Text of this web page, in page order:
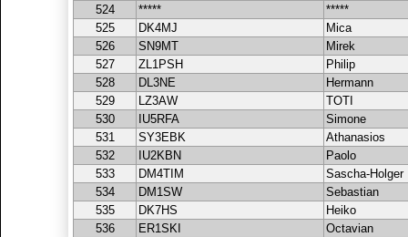
524
*****
*****
525
DK4MJ
Mica
526
SN9MT
Mirek
527
ZL1PSH
Philip
528
DL3NE
Hermann
529
LZ3AW
TOTI
530
IU5RFA
Simone
531
SY3EBK
Athanasios
532
IU2KBN
Paolo
533
DM4TIM
Sascha-Holger
534
DM1SW
Sebastian
535
DK7HS
Heiko
536
ER1SKI Octavian